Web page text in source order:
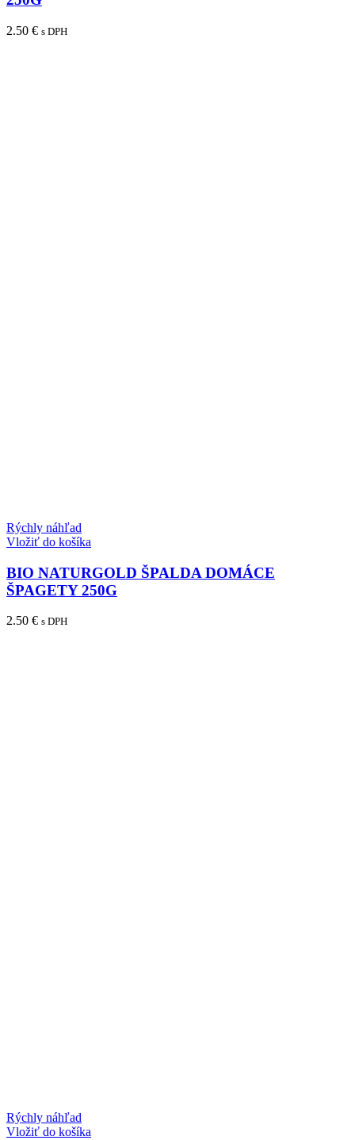
2.50 € s DPH
Rýchly náhľad
Vložiť do košíka
BIO NATURGOLD ŠPALDA DOMÁCE
ŠPAGETY 250G
2.50 € s DPH
Rýchly náhľad
Vložiť do košíka